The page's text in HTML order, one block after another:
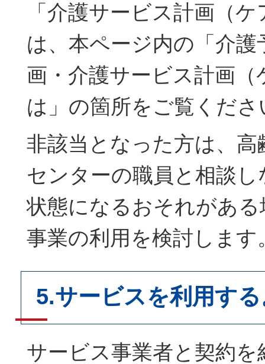
「介護サービス計画（
は、本ページ内の「介
画・介護サービス計画
は」の箇所をご覧くださ
非該当となった方は、
センターの職員と相談
状態になるおそれがあ
事業の利用を検討します
5.サービスを利用す
サービス事業者と契約